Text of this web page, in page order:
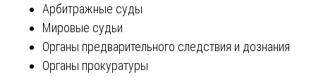
Арбитражные суды
Мировые судьи
Органы предварительного следствия и дознания
Органы прокуратуры